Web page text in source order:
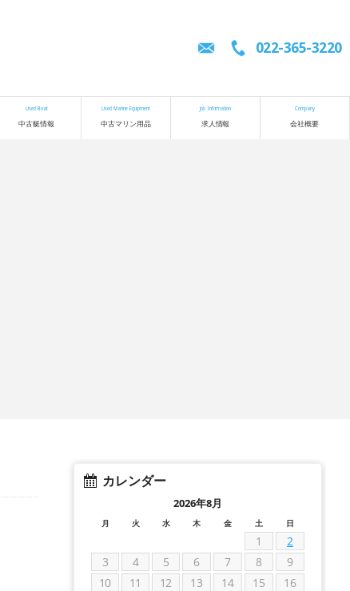
022-365-3220
Used Boat
中古艇情報
Used Marine Equipment
中古マリン用品
Job Information
求人情報
Company
会社概要
カレンダー
2026年8月
月 火 水 木 金 土 日
1
2
3
4 5 6 7 8
9
10
11 12 13 14 15
16